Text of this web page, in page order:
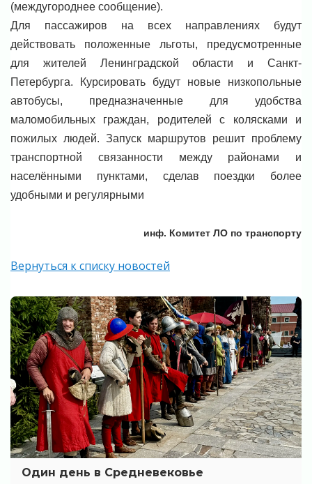
(междугороднее сообщение).
Для пассажиров на всех направлениях будут
действовать положенные льготы, предусмотренные
для жителей Ленинградской области и Санкт-
Петербурга.
Курсировать будут новые низкопольные
автобусы, предназначенные для удобства
маломобильных граждан, родителей с колясками и
пожилых людей. Запуск маршрутов решит проблему
транспортной связанности между районами и
населёнными пунктами, сделав поездки более
удобными и регулярными
инф. Комитет ЛО по транспорту
Вернуться к списку новостей
Один день в Средневековье